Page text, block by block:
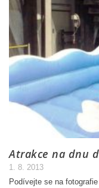
Atrakce na dnu
1. 8. 2013
Podívejte se na